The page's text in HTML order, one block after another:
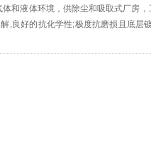
和液体环境，供除尘和吸取式厂房
,良好的抗化学性;极度抗磨损且底层
，弯曲半径约